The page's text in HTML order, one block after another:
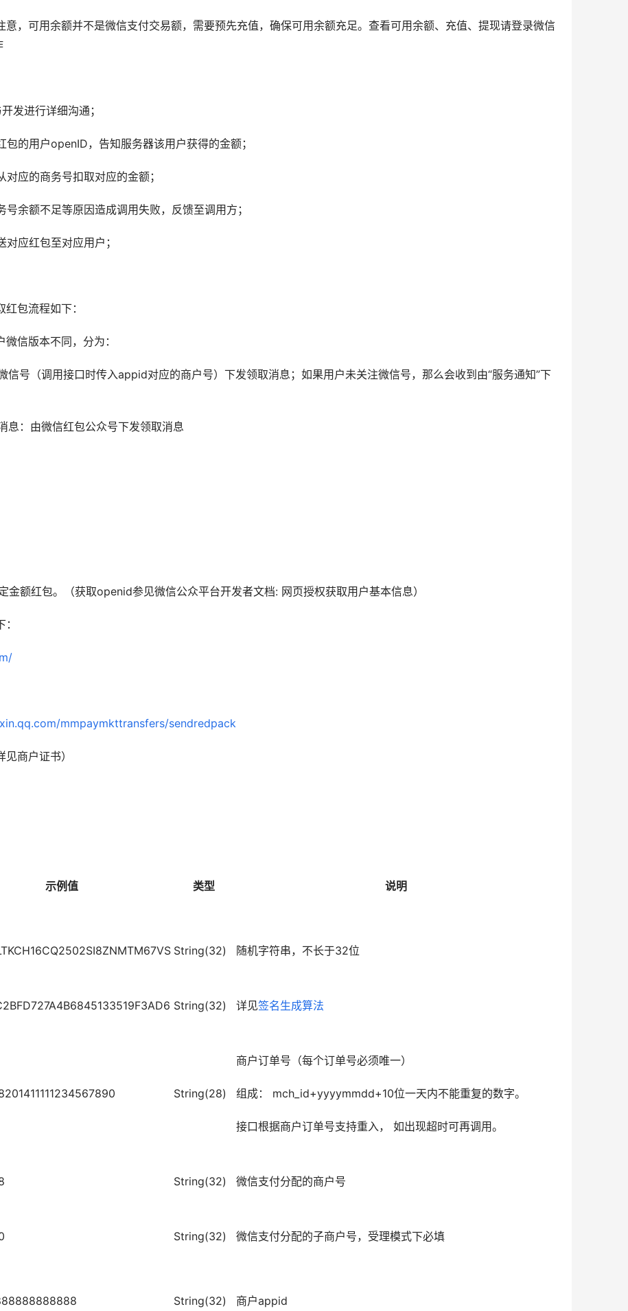
可用余额并不是微信支付交易额，需要预先充值，确保可用余额充足。查看可用余额、充值、提现请登录微信
进行详细沟通；
用户openID，告知服务器该用户获得的金额；
的商务号扣取对应的金额；
额不足等原因造成调用失败，反馈至调用方；
红包至对应用户；
包流程如下：
信版本不同，分为：
号（调用接口时传入appid对应的商户号）下发领取消息；如果用户未关注微信号，那么会收到由“服务通知”下
：由微信红包公众号下发领取消息
红包。（获取openid参见微信公众平台开发者文档: 网页授权获取用户基本信息）
mmpaymkttransfers/sendredpack
商户证书）
示例值 类型 说明
String(32) 随机字符串，不长于32位
String(32) 详见签名生成算法
String(28)
商户订单号（每个订单号必须唯一）
组成： mch_id+yyyymmdd+10位一天内不能重复的数字。
接口根据商户订单号支持重入， 如出现超时可再调用。
String(32) 微信支付分配的商户号
String(32) 微信支付分配的子商户号，受理模式下必填
String(32) 商户appid